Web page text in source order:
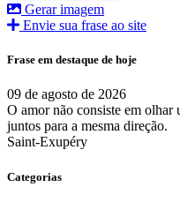
Gerar imagem
Envie sua frase ao site
Frase em destaque de hoje
09 de agosto de 2026
O amor não consiste em olhar
juntos para a mesma direção.
Saint-Exupéry
Categorias